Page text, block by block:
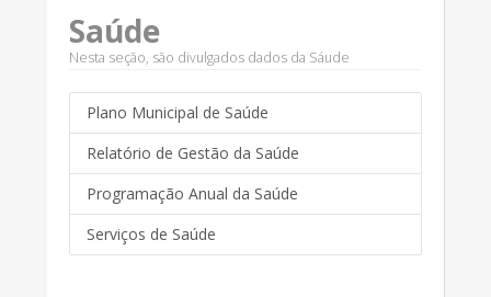
Saúde
Nesta seção, são divulgados dados da Sáude
Plano Municipal de Saúde
Relatório de Gestão da Saúde
Programação Anual da Saúde
Serviços de Saúde